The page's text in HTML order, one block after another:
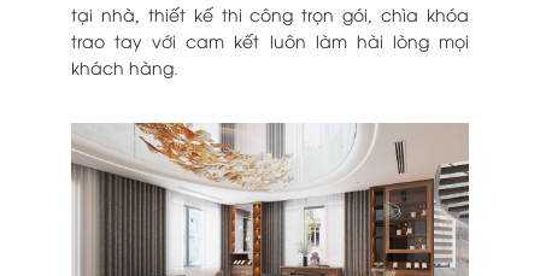
tại nhà, thiết kế thi công trọn gói, chìa khóa
trao tay với cam kết luôn làm hài lòng mọi
khách hàng.